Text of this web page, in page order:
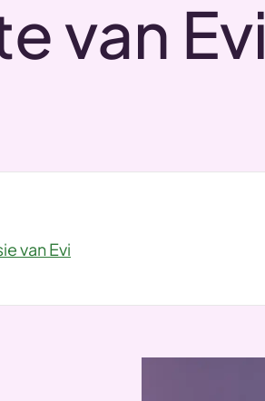
van Evi
van Evi